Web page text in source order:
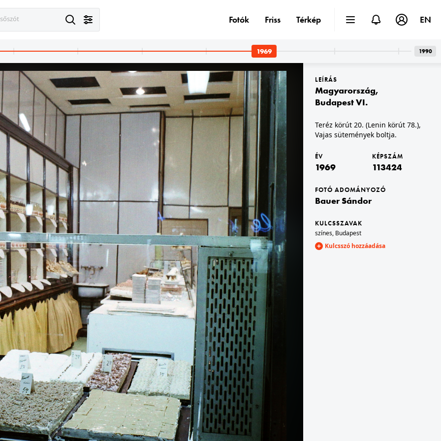
1969 · Magyarország
1969 · Budapest I. · Halászbástya,budai Vár
étterem.
Budapest I. · budai Vár,Halászbástya
1969 · Budapest I. · Halászbástya,budai Vár
étterem. A falakon Bálint Endre alkotásai.
1969 · Balatonlelle
Rákóczi út 56., Becsali csárda.
1969 · Magyarország
1969 · Vonyarcvashegy
Helikon Taverna.
LEÍRÁS
Magyarország,
Budapest VI.
Teréz körút 20. (Lenin körút 78.),
Vajas sütemények boltja.
ÉV
1969
KÉPSZÁM
113424
FOTÓ ADOMÁNYOZÓ
Bauer Sándor
KULCSSZAVAK
színes, Budapest
Kulcsszó hozzáadása
Fotók Friss Térkép EN
1990
1969